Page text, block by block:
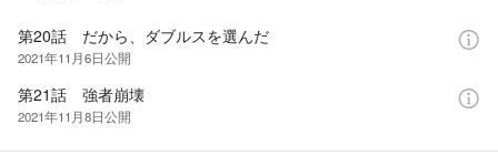
第20話 だから、ダブルスを選んだ
2021年11月6日公開
第21話 強者崩壊
2021年11月8日公開